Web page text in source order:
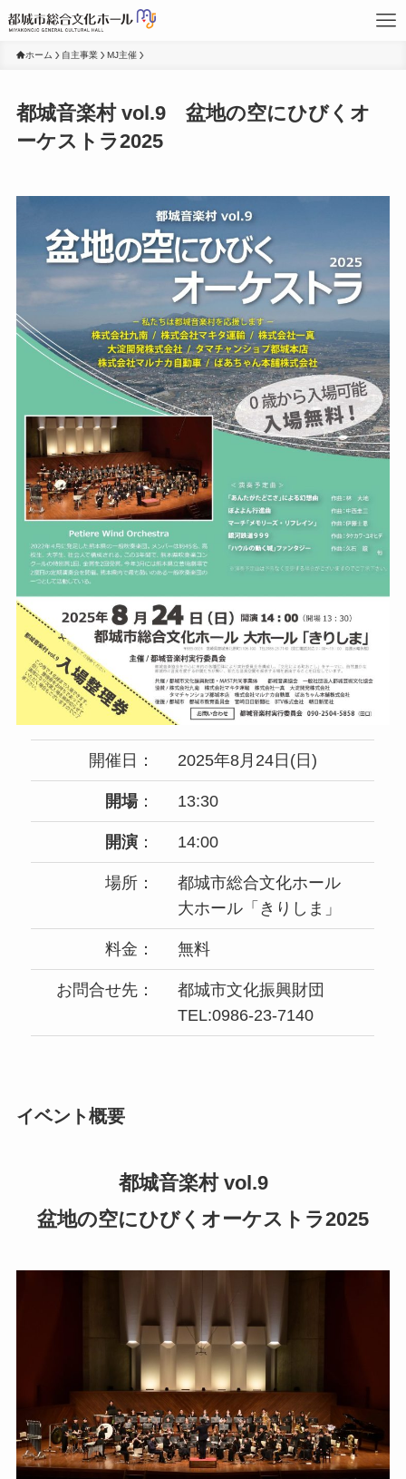
ホーム 自主事業 MJ主催
都城音楽村 vol.9 盆地の空にひびくオ
ーケストラ2025
開催日： 2025年8月24日(日)
開場： 13:30
開演： 14:00
場所：
都城市総合文化ホール
大ホール「きりしま」
料金： 無料
お問合せ先：
都城市文化振興財団
TEL:0986-23-7140
イベント概要
都城音楽村 vol.9
盆地の空にひびくオーケストラ2025